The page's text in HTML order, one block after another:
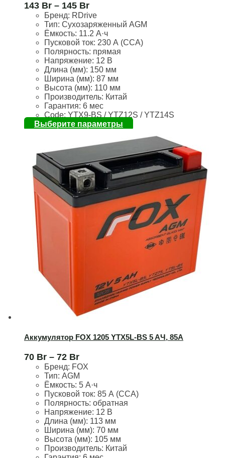
143 Br – 145 Br
Бренд: RDrive
Тип: Сухозаряженный AGM
Ёмкость: 11.2 А·ч
Пусковой ток: 230 А (CCA)
Полярность: прямая
Напряжение: 12 В
Длина (мм): 150 мм
Ширина (мм): 87 мм
Высота (мм): 110 мм
Производитель: Китай
Гарантия: 6 мес
Code: YTX9-BS / YTZ12S / YTZ14S
Выберите параметры
Аккумулятор FOX 1205 YTX5L-BS 5 AЧ, 85А
70 Br – 72 Br
Бренд: FOX
Тип: AGM
Ёмкость: 5 А·ч
Пусковой ток: 85 А (CCA)
Полярность: обратная
Напряжение: 12 В
Длина (мм): 113 мм
Ширина (мм): 70 мм
Высота (мм): 105 мм
Производитель: Китай